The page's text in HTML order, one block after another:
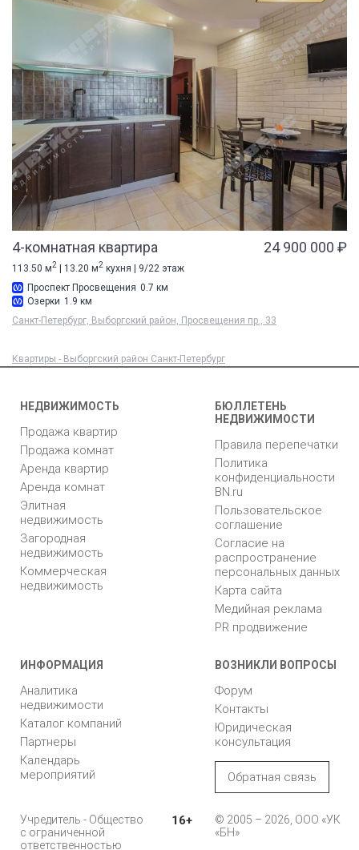
4-комнатная квартира 24 900 000 ₽
113.50 м2 | 13.20 м2 кухня | 9/22 этаж
Проспект Просвещения 0.7 км
Озерки 1.9 км
Санкт-Петербург, Выборгский район, Просвещения пр., 33
Квартиры - Выборгский район Санкт-Петербург
НЕДВИЖИМОСТЬ
Продажа квартир
Продажа комнат
Аренда квартир
Аренда комнат
Элитная
недвижимость
Загородная
недвижимость
Коммерческая
недвижимость
БЮЛЛЕТЕНЬ
НЕДВИЖИМОСТИ
Правила перепечатки
Политика
конфиденциальности
BN.ru
Пользовательское
соглашение
Согласие на
распространение
персональных данных
Карта сайта
Медийная реклама
PR продвижение
ИНФОРМАЦИЯ
Аналитика
недвижимости
Каталог компаний
Партнеры
Календарь
мероприятий
ВОЗНИКЛИ ВОПРОСЫ
Форум
Контакты
Юридическая
консультация
Обратная связь
Учредитель - Общество
с ограниченной
ответственностью
16+
© 2005 – 2026, ООО «УК
«БН»